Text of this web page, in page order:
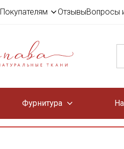
Покупателям ОтзывыВопросы
Фурнитура